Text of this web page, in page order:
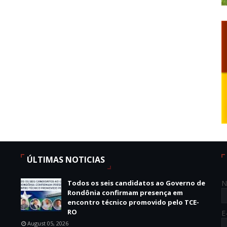
ÚLTIMAS NOTICIAS
Todos os seis candidatos ao Governo de
Rondônia confirmam presença em
encontro técnico promovido pelo TCE-
RO
August 05, 2026